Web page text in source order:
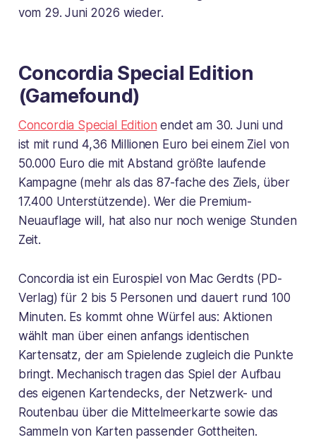
vom 29. Juni 2026 wieder.
Concordia Special Edition
(Gamefound)
Concordia Special Edition endet am 30. Juni und
ist mit rund 4,36 Millionen Euro bei einem Ziel von
50.000 Euro die mit Abstand größte laufende
Kampagne (mehr als das 87-fache des Ziels, über
17.400 Unterstützende). Wer die Premium-
Neuauflage will, hat also nur noch wenige Stunden
Zeit.
Concordia ist ein Eurospiel von Mac Gerdts (PD-
Verlag) für 2 bis 5 Personen und dauert rund 100
Minuten. Es kommt ohne Würfel aus: Aktionen
wählt man über einen anfangs identischen
Kartensatz, der am Spielende zugleich die Punkte
bringt. Mechanisch tragen das Spiel der Aufbau
des eigenen Kartendecks, der Netzwerk- und
Routenbau über die Mittelmeerkarte sowie das
Sammeln von Karten passender Gottheiten.